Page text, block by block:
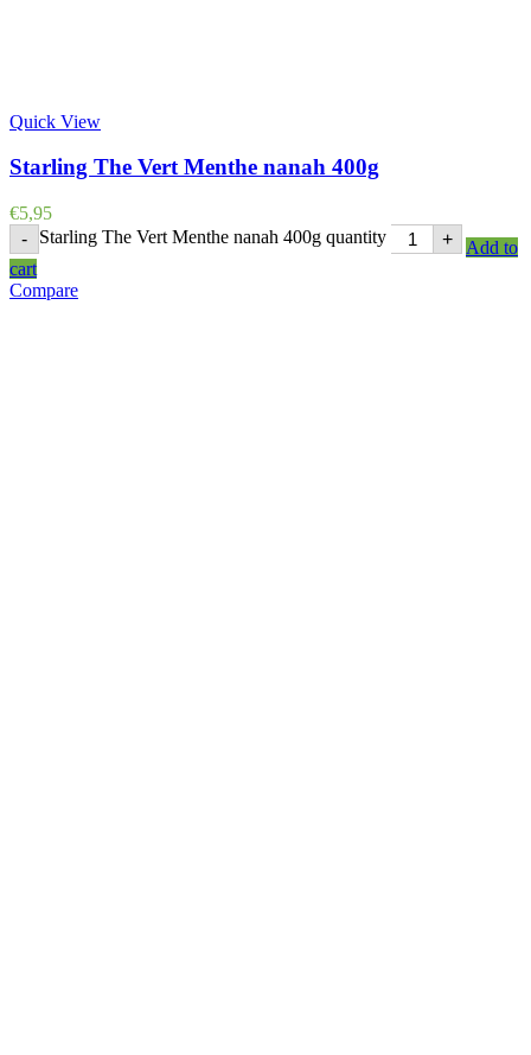
Quick View
Starling The Vert Menthe nanah 400g
€5,95
-
Starling The Vert Menthe nanah 400g quantity +
Add to
cart
Compare